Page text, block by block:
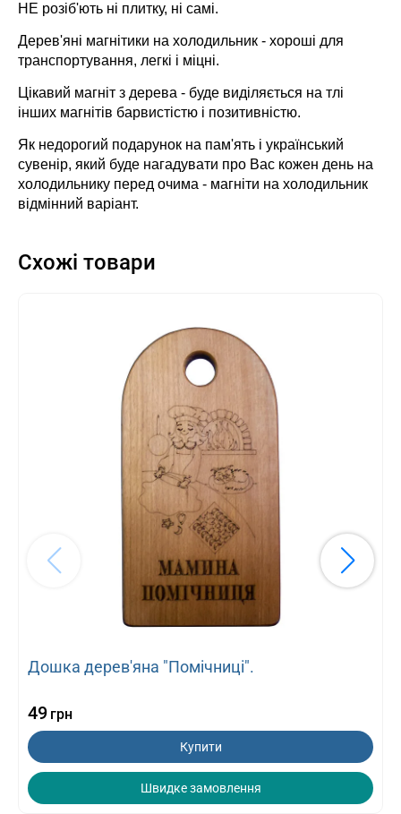
НЕ розіб'ють ні плитку, ні самі.
Дерев'яні магнітики на холодильник - хороші для
транспортування, легкі і міцні.
Цікавий магніт з дерева - буде виділяється на тлі
інших магнітів барвистістю і позитивністю.
Як недорогий подарунок на пам'ять і український
сувенір, який буде нагадувати про Вас кожен день на
холодильнику перед очима - магніти на холодильник
відмінний варіант.
Схожі товари
Дошка дерев'яна "Помічниці".
49 грн
Купити
Швидке замовлення